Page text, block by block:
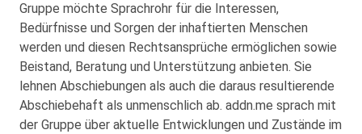
Gruppe möchte Sprachrohr für die Interessen,
Bedürfnisse und Sorgen der inhaftierten Menschen
werden und diesen Rechtsansprüche ermöglichen sowie
Beistand, Beratung und Unterstützung anbieten. Sie
lehnen Abschiebungen als auch die daraus resultierende
Abschiebehaft als unmenschlich ab. addn.me sprach mit
der Gruppe über aktuelle Entwicklungen und Zustände im